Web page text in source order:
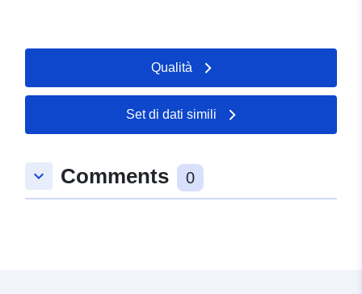
punti, corredando i documenti grafici della PLU o del
POS. Sono necessari per l'edizione cartacea dei
documenti grafici applicabili. Questo può essere, ad
disegno per disegnare una valutazione, un'etichetta di
identificazione dell'apparecchiatura
Qualità
Set di dati simili
keyboard_arrow_down Comments 0